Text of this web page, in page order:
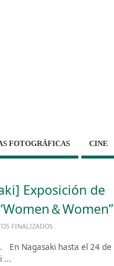
FOTOGRÁFICAS CINE
Exposición de
＆Women”
FINALIZADOS
En Nagasaki hasta el 24 de
...